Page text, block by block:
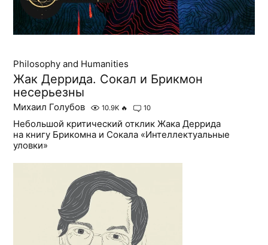
Philosophy and Humanities
Жак Деррида. Сокал и Брикмон
несерьезны
Михаил Голубов 10.9K 🔥 10
Небольшой критический отклик Жака Деррида
на книгу Брикомна и Сокала «Интеллектуальные
уловки»